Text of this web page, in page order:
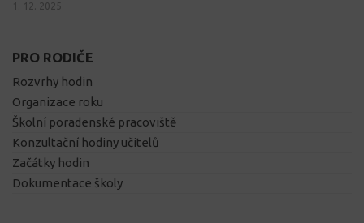
1. 12. 2025
PRO RODIČE
Rozvrhy hodin
Organizace roku
Školní poradenské pracoviště
Konzultační hodiny učitelů
Začátky hodin
Dokumentace školy